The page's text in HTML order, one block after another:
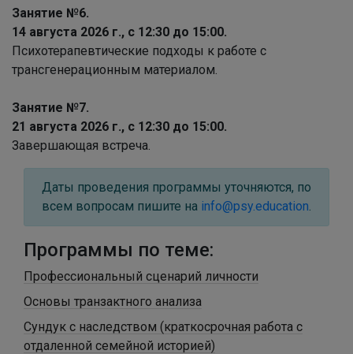
Занятие №6.
14 августа 2026 г., с 12:30 до 15:00.
Психотерапевтические подходы к работе с
трансгенерационным материалом.
Занятие №7.
21 августа 2026 г., с 12:30 до 15:00.
Завершающая встреча.
Даты проведения программы уточняются, по
всем вопросам пишите на info@psy.education
Программы по теме:
Профессиональный сценарий личности
Основы транзактного анализа
Сундук с наследством (краткосрочная работа с
отдаленной семейной историей)